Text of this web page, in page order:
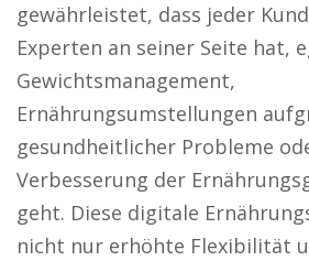
gewährleistet, dass jeder
Experten an seiner Seite hat,
Gewichtsmanagement,
Ernährungsumstellungen
gesundheitlicher Probleme
Verbesserung der
geht. Diese digitale
nicht nur erhöhte Flexibilität